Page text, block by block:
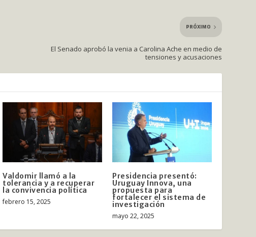
PRÓXIMO
El Senado aprobó la venia a Carolina Ache en medio de
tensiones y acusaciones
Valdomir llamó a la
tolerancia y a recuperar
la convivencia política
febrero 15, 2025
Presidencia presentó:
Uruguay Innova, una
propuesta para
fortalecer el sistema de
investigación
mayo 22, 2025